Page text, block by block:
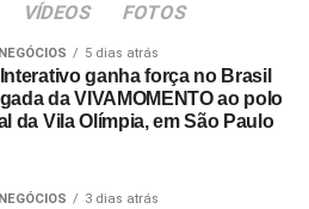
VÍDEOS FOTOS
5 dias atrás
ganha força no Brasil
da VIVAMOMENTO ao polo
da Vila Olímpia, em São Paulo
3 dias atrás